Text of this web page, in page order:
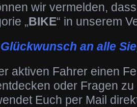
wir vermelden,
„BIKE“ in unserem
an alle
aktiven Fahrer einen
oder Fragen
Euch per Mail